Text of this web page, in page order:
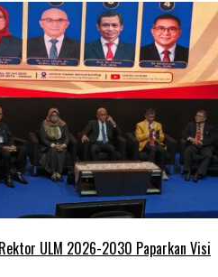
ULM 2026-2030 Paparkan Visi